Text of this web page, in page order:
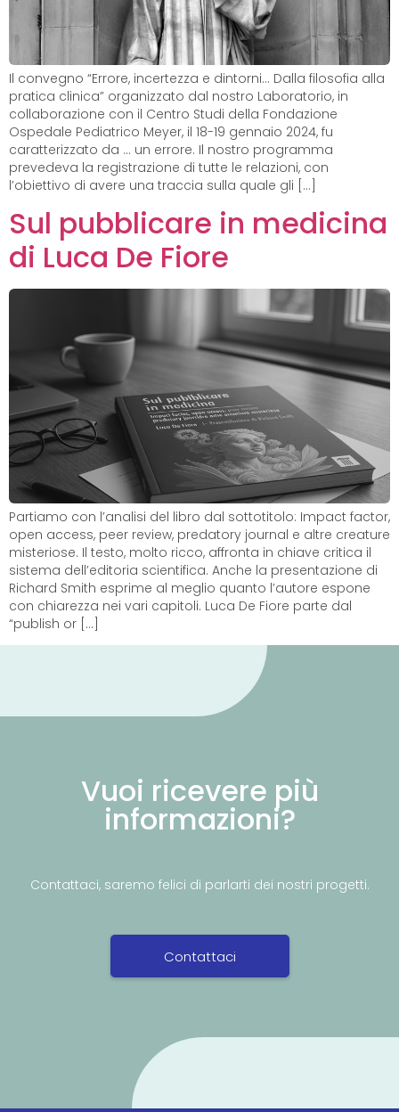
Il convegno “Errore, incertezza e dintorni… Dalla filosofia alla
pratica clinica” organizzato dal nostro Laboratorio, in
collaborazione con il Centro Studi della Fondazione
Ospedale Pediatrico Meyer, il 18-19 gennaio 2024, fu
caratterizzato da … un errore. Il nostro programma
prevedeva la registrazione di tutte le relazioni, con
l’obiettivo di avere una traccia sulla quale gli […]
Sul pubblicare in medicina
di Luca De Fiore
Partiamo con l’analisi del libro dal sottotitolo: Impact factor,
open access, peer review, predatory journal e altre creature
misteriose. Il testo, molto ricco, affronta in chiave critica il
sistema dell’editoria scientifica. Anche la presentazione di
Richard Smith esprime al meglio quanto l’autore espone
con chiarezza nei vari capitoli. Luca De Fiore parte dal
“publish or […]
Vuoi ricevere più
informazioni?
Contattaci, saremo felici di parlarti dei nostri progetti.
Contattaci